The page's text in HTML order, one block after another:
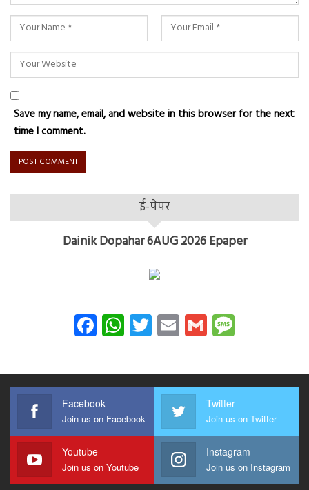
Save my name, email, and website in this browser for the next
time I comment.
ई-पेपर
Dainik Dopahar 6AUG 2026 Epaper
Facebook
WhatsApp
Twitter
EmailGmail
Facebook
Join us on Facebook
Twitter
Join us on Twitter
Youtube
Join us on Youtube
Instagram
Join us on Instagram